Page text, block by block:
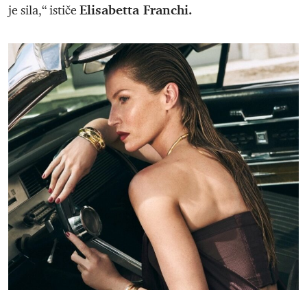
je sila,“ ističe Elisabetta Franchi.